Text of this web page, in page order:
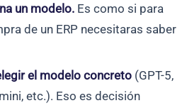
un modelo. Es como si para
de un ERP necesitaras saber
el modelo concreto (GPT-5,
etc.). Eso es decisión